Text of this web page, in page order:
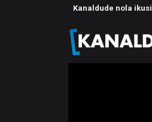
Kanaldude nola ikusi